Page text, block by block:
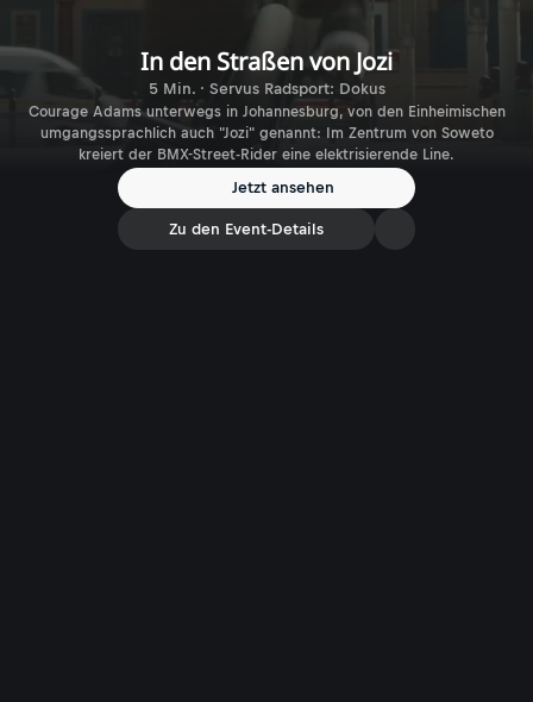
In den Straßen von Jozi
5 Min. · Servus Radsport: Dokus
Courage Adams unterwegs in Johannesburg, von den Einheimischen
umgangssprachlich auch "Jozi" genannt: Im Zentrum von Soweto
kreiert der BMX-Street-Rider eine elektrisierende Line.
Jetzt ansehen
Zu den Event-Details